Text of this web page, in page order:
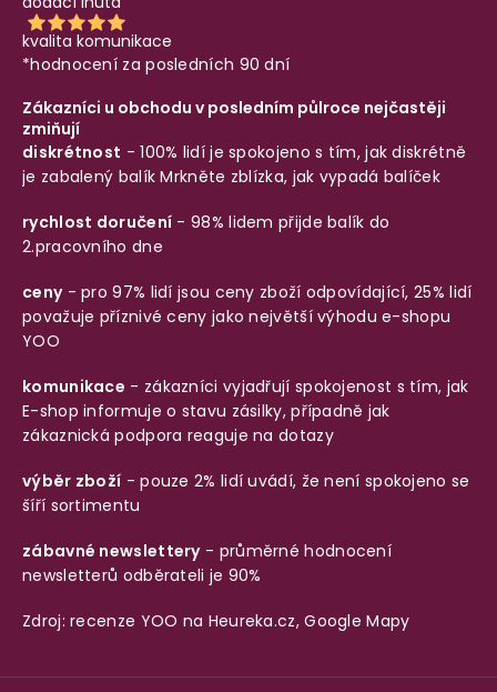
kvalita komunikace
*hodnocení za posledních 90 dní
Zákazníci u obchodu v posledním půlroce nejčastěji
zmiňují
diskrétnost - 100% lidí je spokojeno s tím, jak diskrétně
je zabalený balíkMrkněte zblízka, jak vypadá balíček
rychlost doručení - 98% lidem přijde balík do
2.pracovního dne
ceny- pro 97% lidí jsou ceny zboží odpovídající, 25% lidí
považuje příznivé ceny jako největší výhodu e-shopu
YOO
komunikace - zákazníci vyjadřují spokojenost s tím, jak
E-shop informuje o stavu zásilky, případně jak
zákaznická podpora reaguje na dotazy
výběr zboží - pouze 2% lidí uvádí, že není spokojeno se
šíří sortimentu
zábavné newslettery- průměrné hodnocení
newsletterů odběrateli je 90%
Zdroj: recenze YOO na Heureka.cz,Google Mapy